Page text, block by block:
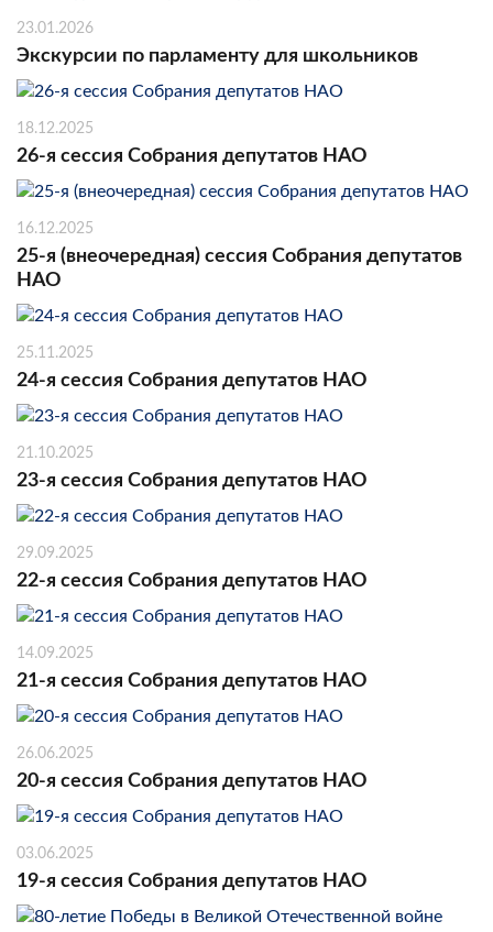
23.01.2026
Экскурсии по парламенту для школьников
18.12.2025
26-я сессия Собрания депутатов НАО
16.12.2025
25-я (внеочередная) сессия Собрания депутатов
НАО
25.11.2025
24-я сессия Собрания депутатов НАО
21.10.2025
23-я сессия Собрания депутатов НАО
29.09.2025
22-я сессия Собрания депутатов НАО
14.09.2025
21-я сессия Собрания депутатов НАО
26.06.2025
20-я сессия Собрания депутатов НАО
03.06.2025
19-я сессия Собрания депутатов НАО